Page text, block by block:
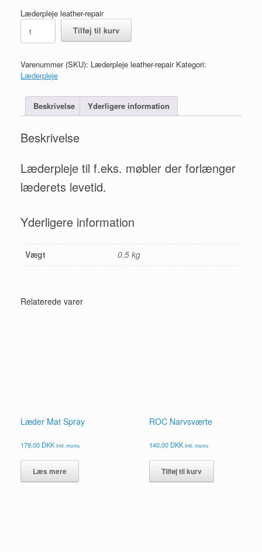
Læderpleje leather-repair
Læderpleje
leather-
repair
Tilføj til kurv
Varenummer (SKU): Læderpleje leather-repair Kategori:
Læderpleje
Beskrivelse Yderligere information
Beskrivelse
Læderpleje til f.eks. møbler der forlænger
læderets levetid.
Yderligere information
Vægt 0,5 kg
Relaterede varer
Læder Mat Spray
179,00 DKK Inkl. moms
Læs mere
ROC Narvsværte
140,00 DKK Inkl. moms
Tilføj til kurv